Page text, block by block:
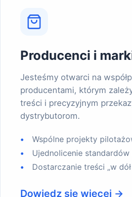
Producenci i
Jesteśmy otwarci na
producentami, którym
treści i precyzyjnym
dystrybutorom.
Wspólne projekty
Ujednolicenie standardów
Dostarczanie treści „w dół
Dowiedz się więcej →